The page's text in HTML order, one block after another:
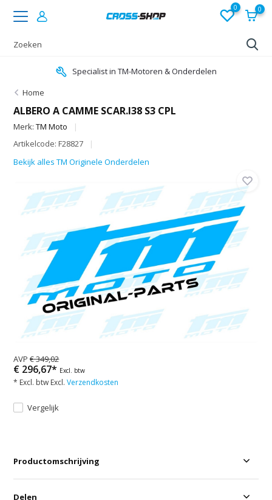
0 0
Specialist in TM-Motoren & Onderdelen
Home
ALBERO A CAMME SCAR.I38 S3 CPL
Merk:TM Moto
Artikelcode: F28827
Bekijk alles TM Originele Onderdelen
AVP€ 349,02
€ 296,67* Excl. btw
* Excl. btw Excl.Verzendkosten
Vergelijk
Productomschrijving
Delen